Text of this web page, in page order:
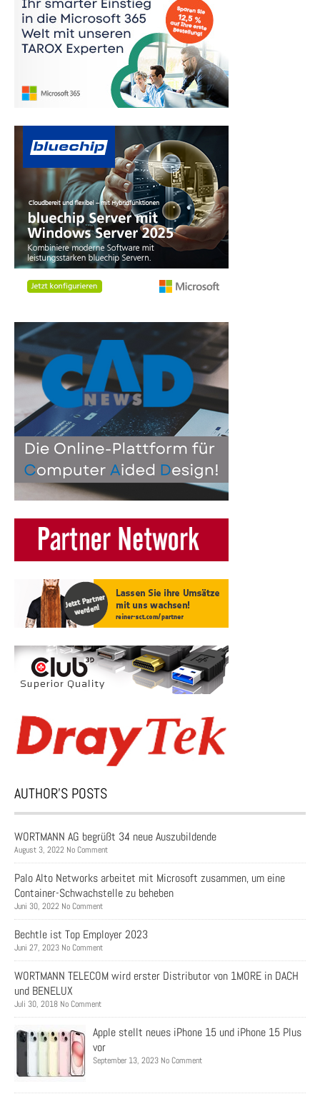
AUTHOR’S POSTS
WORTMANN AG begrüßt 34 neue Auszubildende
August 3, 2022 No Comment
Palo Alto Networks arbeitet mit Microsoft zusammen, um eine
Container-Schwachstelle zu beheben
Juni 30, 2022 No Comment
Bechtle ist Top Employer 2023
Juni 27, 2023 No Comment
WORTMANN TELECOM wird erster Distributor von 1MORE in DACH
und BENELUX
Juli 30, 2018 No Comment
Apple stellt neues iPhone 15 und iPhone 15 Plus
vor
September 13, 2023 No Comment